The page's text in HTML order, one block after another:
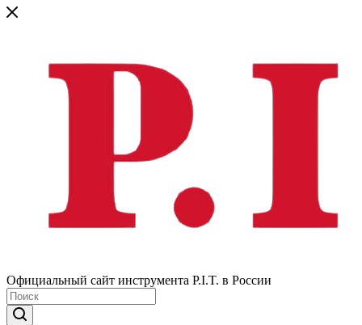
Официальный сайт инструмента P.I.T. в России